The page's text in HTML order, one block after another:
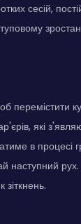
сесій,
перемістити
які
в процесі
наступний